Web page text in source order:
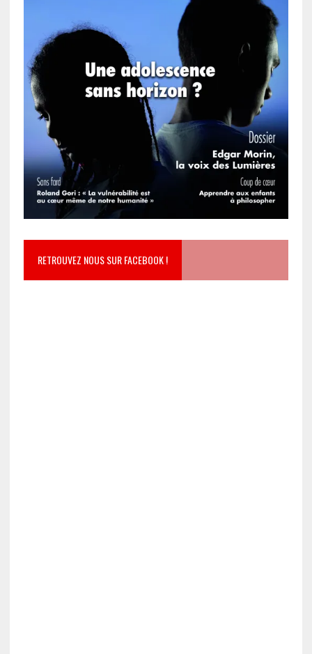
RETROUVEZ NOUS SUR FACEBOOK !